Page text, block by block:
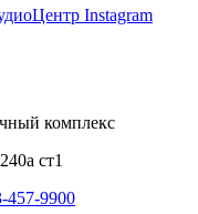
комплекс
ст1
457-9900